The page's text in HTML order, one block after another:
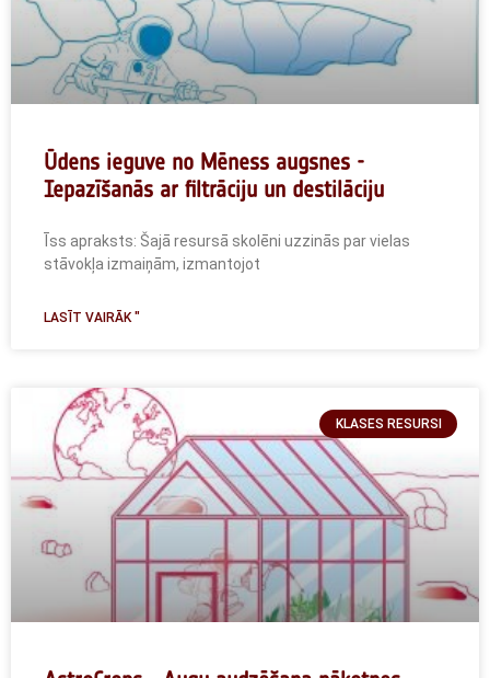
Ūdens ieguve no Mēness augsnes -
Iepazīšanās ar filtrāciju un destilāciju
Īss apraksts: Šajā resursā skolēni uzzinās par vielas
stāvokļa izmaiņām, izmantojot
LASĪT VAIRĀK "
KLASES RESURSI